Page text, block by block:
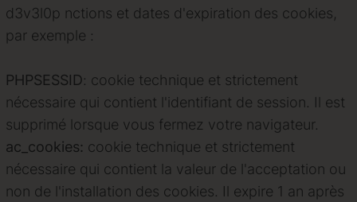
d3v3l0p nctions et dates d'expiration des cookies,
par exemple :
PHPSESSID: cookie technique et strictement
nécessaire qui contient l'identifiant de session. Il est
supprimé lorsque vous fermez votre navigateur.
ac_cookies: cookie technique et strictement
nécessaire qui contient la valeur de l'acceptation ou
non de l'installation des cookies. Il expire 1 an après